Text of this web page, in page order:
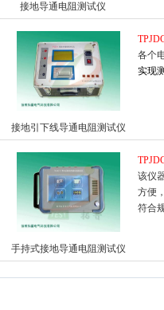
接地导通电阻测试仪
接地引下线导通电阻测试仪
各个
实现
手持式接地导通电阻测试仪
该仪
方便
符合